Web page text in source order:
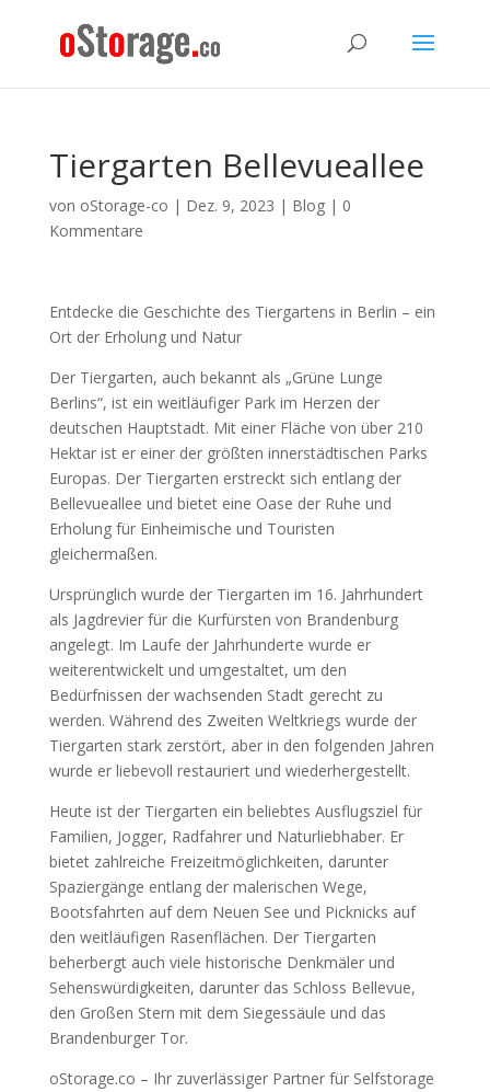
Tiergarten Bellevueallee
von oStorage-co | Dez. 9, 2023 | Blog| 0
Kommentare
Entdecke die Geschichte des Tiergartens in Berlin – ein
Ort der Erholung und Natur
Der Tiergarten, auch bekannt als „Grüne Lunge
Berlins“, ist ein weitläufiger Park im Herzen der
deutschen Hauptstadt. Mit einer Fläche von über 210
Hektar ist er einer der größten innerstädtischen Parks
Europas. Der Tiergarten erstreckt sich entlang der
Bellevueallee und bietet eine Oase der Ruhe und
Erholung für Einheimische und Touristen
gleichermaßen.
Ursprünglich wurde der Tiergarten im 16. Jahrhundert
als Jagdrevier für die Kurfürsten von Brandenburg
angelegt. Im Laufe der Jahrhunderte wurde er
weiterentwickelt und umgestaltet, um den
Bedürfnissen der wachsenden Stadt gerecht zu
werden. Während des Zweiten Weltkriegs wurde der
Tiergarten stark zerstört, aber in den folgenden Jahren
wurde er liebevoll restauriert und wiederhergestellt.
Heute ist der Tiergarten ein beliebtes Ausflugsziel für
Familien, Jogger, Radfahrer und Naturliebhaber. Er
bietet zahlreiche Freizeitmöglichkeiten, darunter
Spaziergänge entlang der malerischen Wege,
Bootsfahrten auf dem Neuen See und Picknicks auf
den weitläufigen Rasenflächen. Der Tiergarten
beherbergt auch viele historische Denkmäler und
Sehenswürdigkeiten, darunter das Schloss Bellevue,
den Großen Stern mit dem Siegessäule und das
Brandenburger Tor.
oStorage.co – Ihr zuverlässiger Partner für Selfstorage